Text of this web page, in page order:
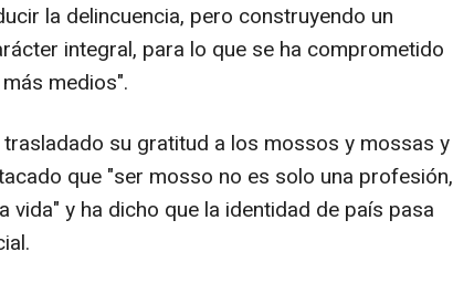
la delincuencia, pero construyendo un
integral, para lo que se ha comprometido
medios".
su gratitud a los mossos y mossas y
que "ser mosso no es solo una profesión,
vida" y ha dicho que la identidad de país pasa